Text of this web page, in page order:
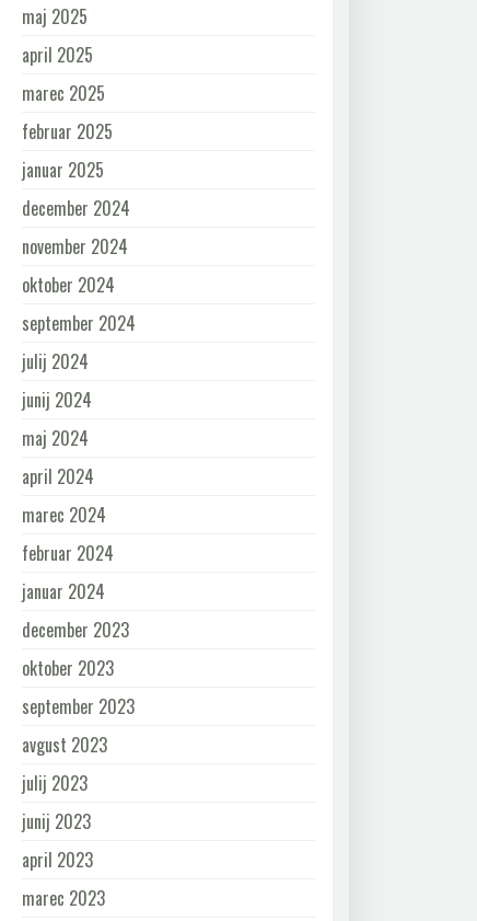
maj 2025
april 2025
marec 2025
februar 2025
januar 2025
december 2024
november 2024
oktober 2024
september 2024
julij 2024
junij 2024
maj 2024
april 2024
marec 2024
februar 2024
januar 2024
december 2023
oktober 2023
september 2023
avgust 2023
julij 2023
junij 2023
april 2023
marec 2023